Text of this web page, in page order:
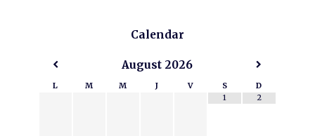
Calendar
August 2026
L M M J V S
D
1
2